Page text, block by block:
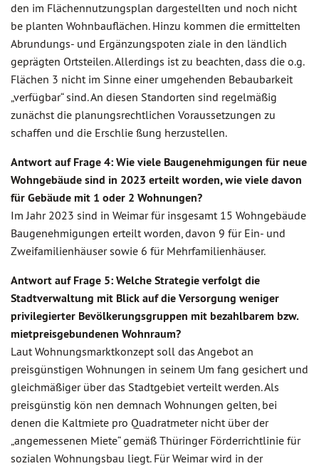
den im Flächennutzungsplan dargestellten und noch nicht
be planten Wohnbauflächen. Hinzu kommen die ermittelten
Abrundungs- und Ergänzungspoten ziale in den ländlich
geprägten Ortsteilen. Allerdings ist zu beachten, dass die o.g.
Flächen 3 nicht im Sinne einer umgehenden Bebaubarkeit
„verfügbar“ sind. An diesen Standorten sind regelmäßig
zunächst die planungsrechtlichen Voraussetzungen zu
schaffen und die Erschlie ßung herzustellen.
Antwort auf Frage 4: Wie viele Baugenehmigungen für neue
Wohngebäude sind in 2023 erteilt worden, wie viele davon
für Gebäude mit 1 oder 2 Wohnungen?
Im Jahr 2023 sind in Weimar für insgesamt 15 Wohngebäude
Baugenehmigungen erteilt worden, davon 9 für Ein- und
Zweifamilienhäuser sowie 6 für Mehrfamilienhäuser.
Antwort auf Frage 5: Welche Strategie verfolgt die
Stadtverwaltung mit Blick auf die Versorgung weniger
privilegierter Bevölkerungsgruppen mit bezahlbarem bzw.
mietpreisgebundenen Wohnraum?
Laut Wohnungsmarktkonzept soll das Angebot an
preisgünstigen Wohnungen in seinem Um fang gesichert und
gleichmäßiger über das Stadtgebiet verteilt werden. Als
preisgünstig kön nen demnach Wohnungen gelten, bei
denen die Kaltmiete pro Quadratmeter nicht über der
„angemessenen Miete“ gemäß Thüringer Förderrichtlinie für
sozialen Wohnungsbau liegt. Für Weimar wird in der